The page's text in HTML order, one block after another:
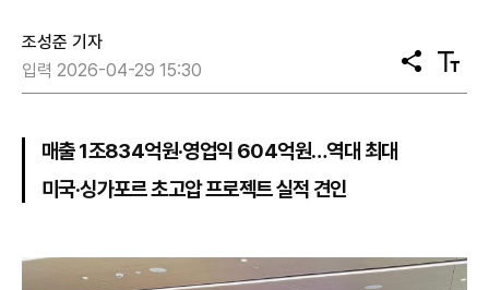
조성준 기자
입력 2026-04-29 15:30
공
유
텍
스
매출 1조834억원·영업익 604억원…역대 최대
미국·싱가포르 초고압 프로젝트 실적 견인